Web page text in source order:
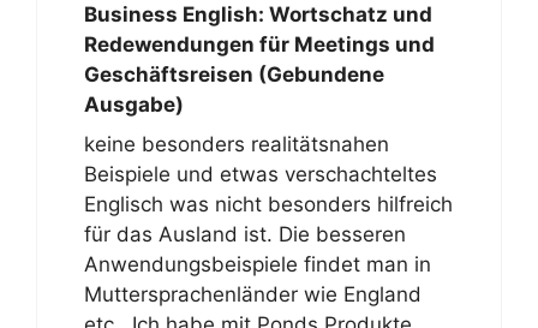
Business English: Wortschatz und
Redewendungen für Meetings und
Geschäftsreisen (Gebundene
Ausgabe)
keine besonders realitätsnahen
Beispiele und etwas verschachteltes
Englisch was nicht besonders hilfreich
für das Ausland ist. Die besseren
Anwendungsbeispiele findet man in
Muttersprachenländer wie England